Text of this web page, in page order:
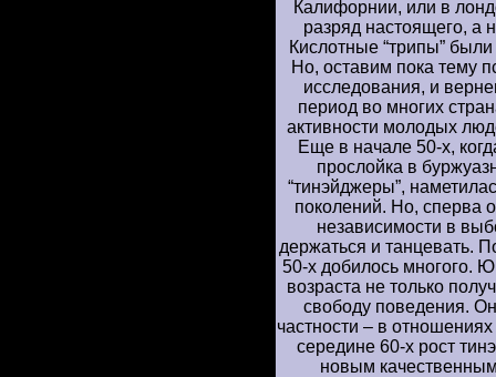
Калифорнии, или в
разряд настоящего, а
Кислотные “трипы”
Но, оставим пока тему
исследования, и
период во многих
активности молодых
Еще в начале 50-х,
прослойка в
“тинэйджеры”,
поколений. Но, сперва
независимости в
держаться и танцевать.
50-х добилось многого.
возраста не только
свободу поведения.
частности – в
середине 60-х рост
новым